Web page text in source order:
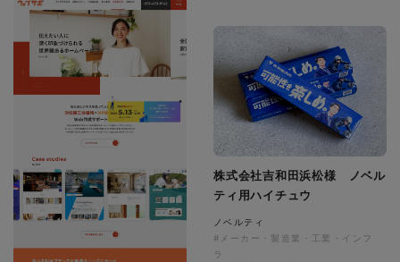
株式会社吉和田浜松様 ノベル
ティ用ハイチュウ
ノベルティ
#メーカー・製造業・工業・インフ
ラ